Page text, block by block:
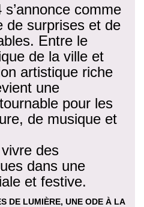
s’annonce comme
de surprises et de
Entre le
de la ville et
artistique riche
une
pour les
de musique et
des
dans une
et festive.
DE LUMIÈRE, UNE ODE À LA